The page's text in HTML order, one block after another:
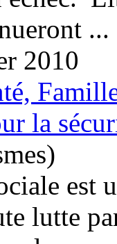
...
2010
la
est
lutte